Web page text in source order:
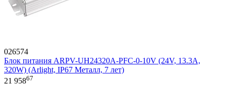
026574
Блок питания ARPV-UH24320A-PFC-0-10V (24V, 13.3A,
320W) (Arlight, IP67 Металл, 7 лет)
21 95867